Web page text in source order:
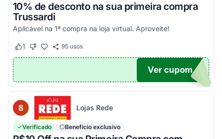
10% de desconto na sua primeira compra
Trussardi
Aplicável na 1ª compra na loja virtual. Aproveite!
Este cupom funcionou
1 Este cupom não funcionou
95usos
OM10
Ver cupom
8 Lojas Rede
Verificado Benefício exclusivo